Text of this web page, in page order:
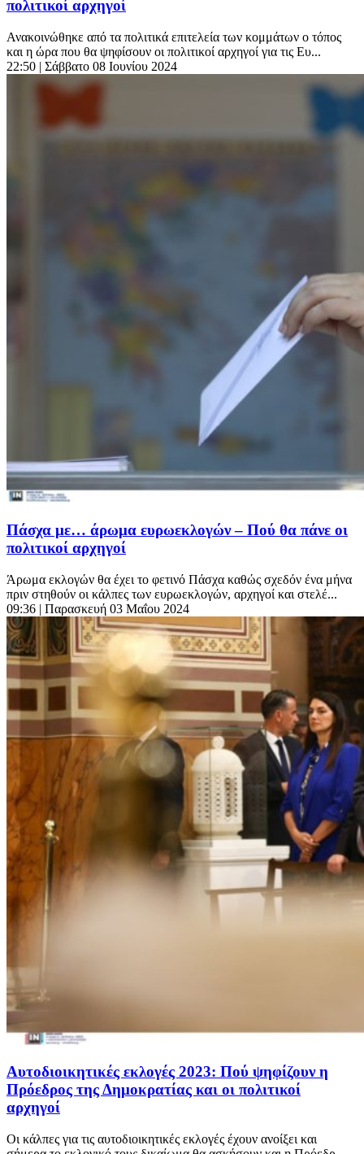
πολιτικοί αρχηγοί
Ανακοινώθηκε από τα πολιτικά επιτελεία των κομμάτων ο τόπος
και η ώρα που θα ψηφίσουν οι πολιτικοί αρχηγοί για τις Ευ...
22:50 | Σάββατο 08 Ιουνίου 2024
Πάσχα με… άρωμα ευρωεκλογών – Πού θα πάνε οι
πολιτικοί αρχηγοί
Άρωμα εκλογών θα έχει το φετινό Πάσχα καθώς σχεδόν ένα μήνα
πριν στηθούν οι κάλπες των ευρωεκλογών, αρχηγοί και στελέ...
09:36 | Παρασκευή 03 Μαΐου 2024
Αυτοδιοικητικές εκλογές 2023: Πού ψηφίζουν η
Πρόεδρος της Δημοκρατίας και οι πολιτικοί
αρχηγοί
Οι κάλπες για τις αυτοδιοικητικές εκλογές έχουν ανοίξει και